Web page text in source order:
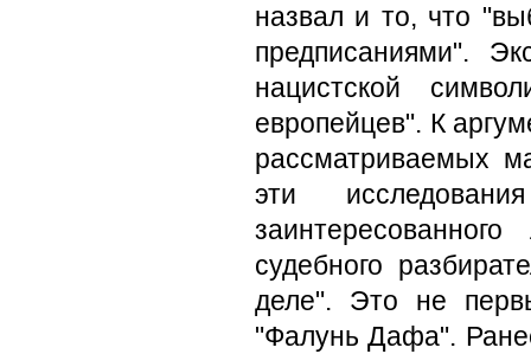
назвал и то, что
предписаниями".
нацистской
европейцев". К
рассматриваемых
эти
судебного
деле". Это не
"Фалунь Дафа".